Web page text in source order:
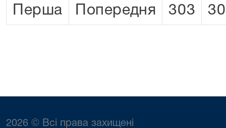
Перша Попередня 303
2026 © Всі права захищені